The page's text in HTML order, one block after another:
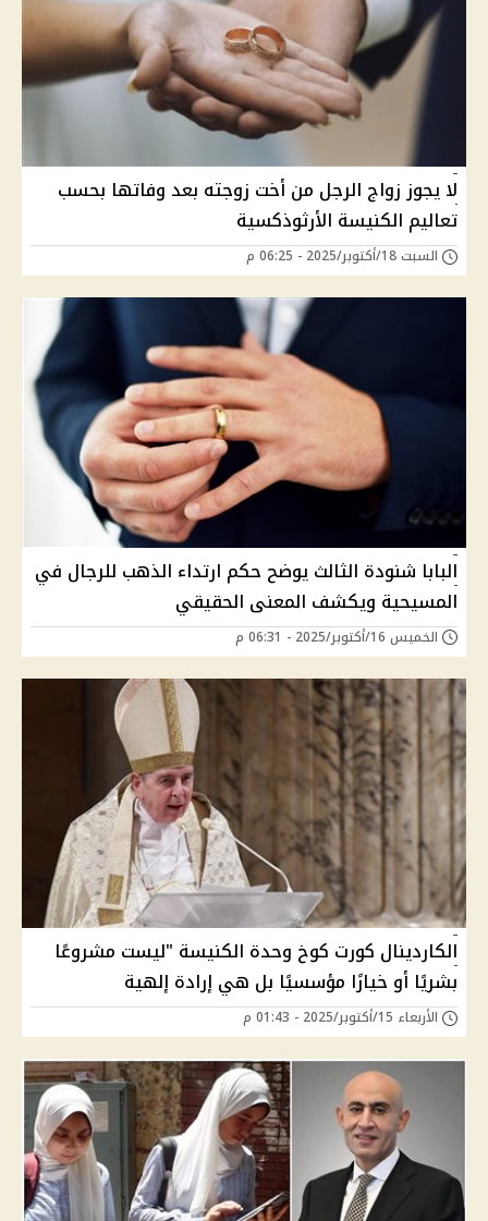
لا يجوز زواج الرجل من أخت زوجته بعد وفاتها بحسب
تعاليم الكنيسة الأرثوذكسية
السبت 18/أكتوبر/2025 - 06:25 م
البابا شنودة الثالث يوضح حكم ارتداء الذهب للرجال في
المسيحية ويكشف المعنى الحقيقي
الخميس 16/أكتوبر/2025 - 06:31 م
الكاردينال كورت كوخ وحدة الكنيسة "ليست مشروعًا
بشريًا أو خيارًا مؤسسيًا بل هي إرادة إلهية
الأربعاء 15/أكتوبر/2025 - 01:43 م